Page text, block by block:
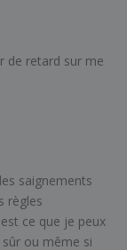
de retard sur me
saignements
règles
ce que je peux
ou même si